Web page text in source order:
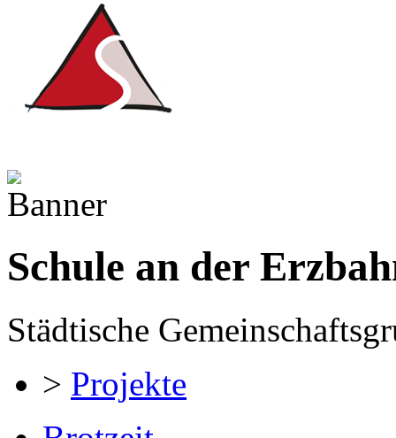
Schule an der
Städtische
> Projekte